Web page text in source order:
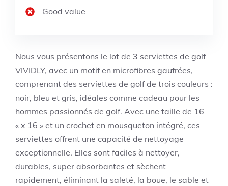
Good value
Nous vous présentons le lot de 3 serviettes de golf
VIVIDLY, avec un motif en microfibres gaufrées,
comprenant des serviettes de golf de trois couleurs :
noir, bleu et gris, idéales comme cadeau pour les
hommes passionnés de golf. Avec une taille de 16
« x 16 » et un crochet en mousqueton intégré, ces
serviettes offrent une capacité de nettoyage
exceptionnelle. Elles sont faciles à nettoyer,
durables, super absorbantes et sèchent
rapidement, éliminant la saleté, la boue, le sable et